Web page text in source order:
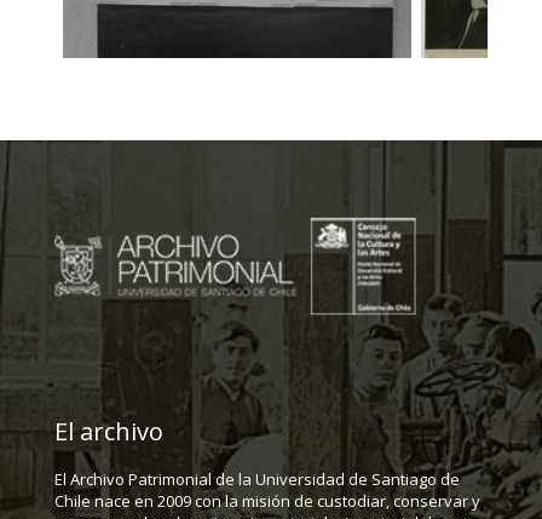
El archivo
El Archivo Patrimonial de la Universidad de Santiago de
Chile nace en 2009 con la misión de custodiar, conservar y